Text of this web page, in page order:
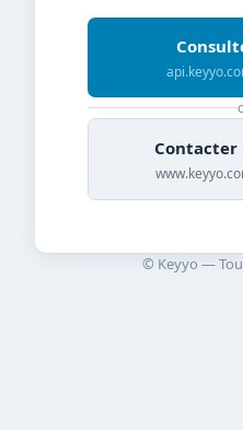
Contacter
© Keyyo —